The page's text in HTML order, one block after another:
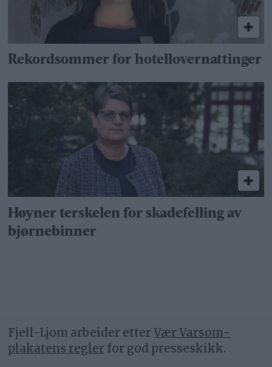
Rekordsommer for hotellovernattinger
Høyner terskelen for skadefelling av
bjørnebinner
Fjell-Ljom arbeider etterVær Varsom-
plakatens regler for god presseskikk.